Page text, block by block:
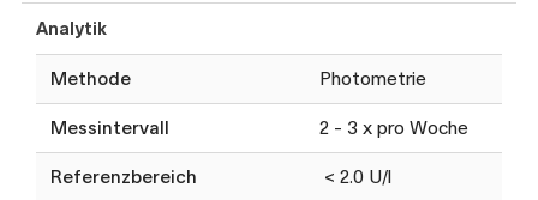
Analytik
Methode Photometrie
Messintervall 2 - 3 x pro Woche
Referenzbereich < 2.0 U/l